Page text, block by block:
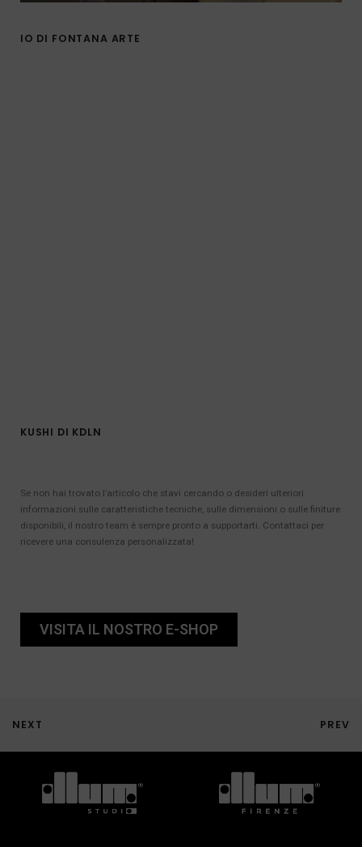
IO DI FONTANA ARTE
KUSHI DI KDLN
Se non hai trovato l’articolo che stavi cercando o desideri ulteriori
informazioni sulle caratteristiche tecniche, sulle dimensioni o sulle finiture
disponibili, il nostro team è sempre pronto a supportarti. Contattaci per
ricevere una consulenza personalizzata!
VISITA IL NOSTRO E-SHOP
PREV
NEXT